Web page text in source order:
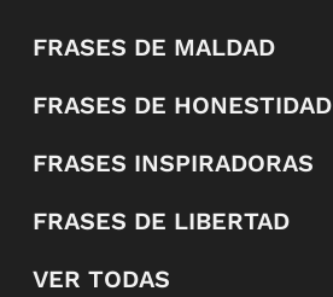
FRASES DE MALDAD
FRASES DE HONESTIDAD
FRASES INSPIRADORAS
FRASES DE LIBERTAD
VER TODAS